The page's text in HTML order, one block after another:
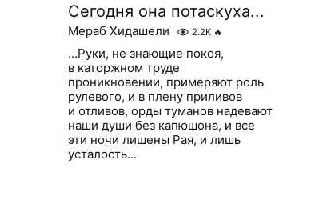
Сегодня она потаскуха...
Мераб Хидашели 2.2K 🔥
…Руки, не знающие покоя,
в каторжном труде
проникновении, примеряют роль
рулевого, и в плену приливов
и отливов, орды туманов надевают
наши души без капюшона, и все
эти ночи лишены Рая, и лишь
усталость...